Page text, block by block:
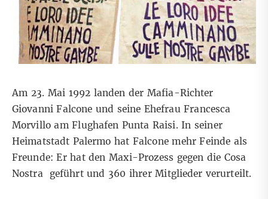
Am 23. Mai 1992 landen der Mafia-Richter
Giovanni Falcone und seine Ehefrau Francesca
Morvillo am Flughafen Punta Raisi. In seiner
Heimatstadt Palermo hat Falcone mehr Feinde als
Freunde: Er hat den Maxi-Prozess gegen dieCosa
Nostra
geführt und 360 ihrer Mitglieder verurteilt.